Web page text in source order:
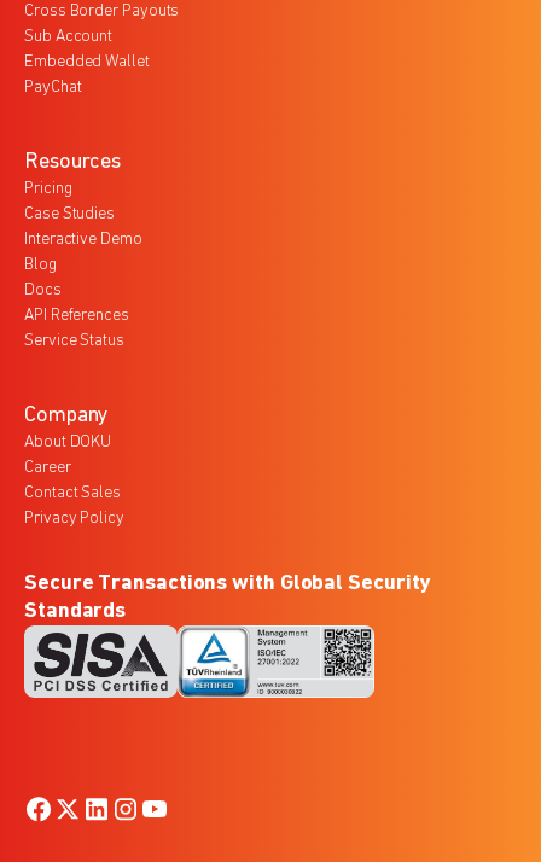
Cross Border Payouts
Sub Account
Embedded Wallet
PayChat
Resources
Pricing
Case Studies
Interactive Demo
Blog
Docs
API References
Service Status
Company
About DOKU
Career
Contact Sales
Privacy Policy
Secure Transactions with Global Security
Standards